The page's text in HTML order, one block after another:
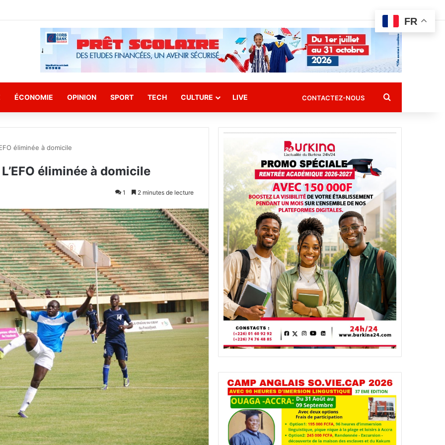
ÉCONOMIE OPINION SPORT TECH CULTURE LIVE CONTACTEZ-NOUS Rechercher
éliminée à domicile
éliminée à domicile
1 2 minutes de lecture
FR